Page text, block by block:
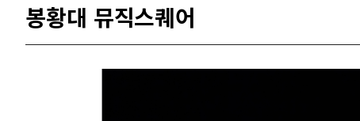
봉황대 뮤직스퀘어